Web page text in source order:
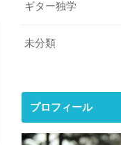
ギター独学
未分類
プロフィール